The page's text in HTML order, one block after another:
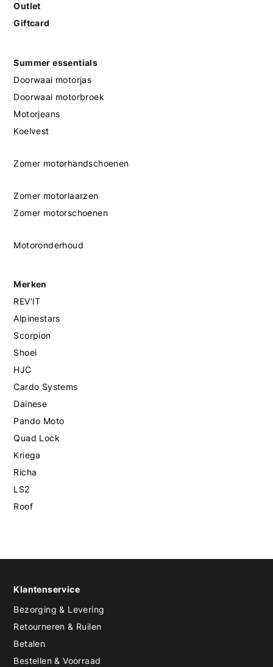
Outlet
Giftcard
Summer essentials
Doorwaai motorjas
Doorwaai motorbroek
Motorjeans
Koelvest
Zomer motorhandschoenen
Zomer motorlaarzen
Zomer motorschoenen
Motoronderhoud
Merken
REV'IT
Alpinestars
Scorpion
Shoei
HJC
Cardo Systems
Dainese
Pando Moto
Quad Lock
Kriega
Richa
LS2
Roof
Klantenservice
Bezorging & Levering
Retourneren & Ruilen
Betalen
Bestellen & Voorraad